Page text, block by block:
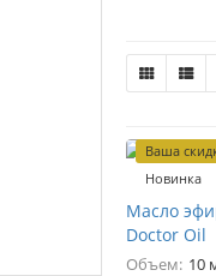
Ваша
Новинка
Масло
Doctor Oil
Объем: 10